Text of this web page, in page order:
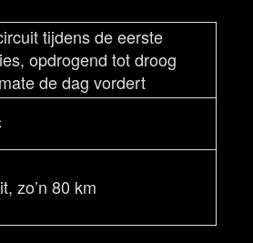
tijdens de eerste
opdrogend tot droog
de dag vordert
zo’n 80 km